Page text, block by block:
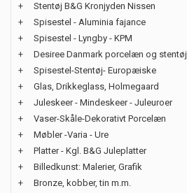
+
Stentøj B&G Kronjyden Nissen
+
Spisestel - Aluminia fajance
+
Spisestel - Lyngby - KPM
+
Desiree Danmark porcelæn og stentøj
+
Spisestel-Stentøj- Europæiske
+
Glas, Drikkeglass, Holmegaard
+
Juleskeer - Mindeskeer - Juleuroer
+
Vaser-Skåle-Dekorativt Porcelæn
+
Møbler -Varia - Ure
+
Platter - Kgl. B&G Juleplatter
+
Billedkunst: Malerier, Grafik
+
Bronze, kobber, tin m.m.